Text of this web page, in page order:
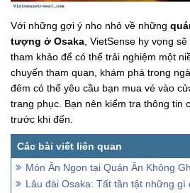
Với những gợi ý nho nhỏ về những
tượng ở Osaka , VietSense hy vọng
tham khảo để có thể trải nghiệm một
chuyến tham quan, khám phá trong
đêm có thể yêu cầu bạn mua vé vào
trang phục. Bạn nên kiểm tra thông tin
trước khi đến.
Món Ăn Ngon tại Quán Ăn Không
Lâu đài Osaka: Tất tần tật những gì du